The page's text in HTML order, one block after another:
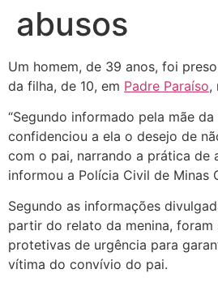
abusos
Um homem, de 39 anos, foi
da filha, de 10, em Padre Paraíso,
“Segundo informado pela mãe
confidenciou a ela o desejo de
com o pai, narrando a prática de
informou a Polícia Civil de Minas
Segundo as informações
partir do relato da menina,
protetivas de urgência para
vítima do convívio do pai.